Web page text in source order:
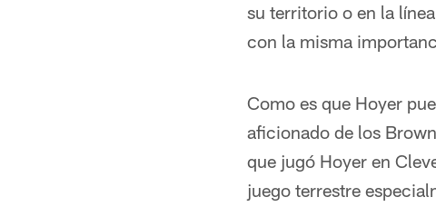
su territorio o en la
con la misma
Como es que Hoyer
aficionado de los
que jugó Hoyer en
juego terrestre